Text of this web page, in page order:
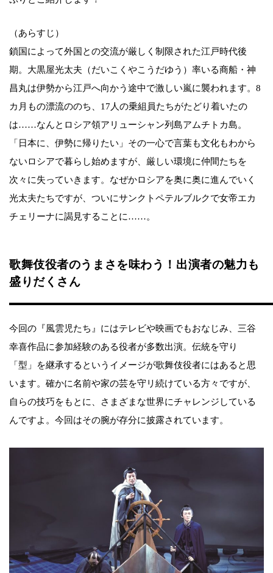
（あらすじ）
鎖国によって外国との交流が厳しく制限された江戸時代後
期。大黒屋光太夫（だいこくやこうだゆう）率いる商船・神
昌丸は伊勢から江戸へ向かう途中で激しい嵐に襲われます。8
カ月もの漂流ののち、17人の乗組員たちがたどり着いたの
は……なんとロシア領アリューシャン列島アムチトカ島。
「日本に、伊勢に帰りたい」その一心で言葉も文化もわから
ないロシアで暮らし始めますが、厳しい環境に仲間たちを
次々に失っていきます。なぜかロシアを奥に奥に進んでいく
光太夫たちですが、ついにサンクトペテルブルクで女帝エカ
チェリーナに謁見することに……。
歌舞伎役者のうまさを味わう！出演者の魅力も
盛りだくさん
今回の『風雲児たち』にはテレビや映画でもおなじみ、三谷
幸喜作品に参加経験のある役者が多数出演。伝統を守り
「型」を継承するというイメージが歌舞伎役者にはあると思
います。確かに名前や家の芸を守リ続けている方々ですが、
自らの技巧をもとに、さまざまな世界にチャレンジしている
んですよ。今回はその腕が存分に披露されています。